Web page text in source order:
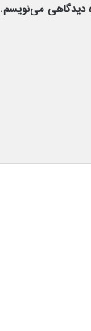
دیدگاهی می‌نویسم.